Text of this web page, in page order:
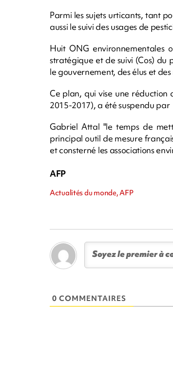
Parmi les sujets urticants, tant
aussi le suivi des usages de
Huit ONG environnementales
stratégique et de suivi (Cos) du
le gouvernement, des élus et
Ce plan, qui vise une
2015-2017), a été suspendu par
Gabriel Attal "le temps de
principal outil de mesure
et consterné les associations
AFP
Actualités du monde, AFP
0 COMMENTAIRES